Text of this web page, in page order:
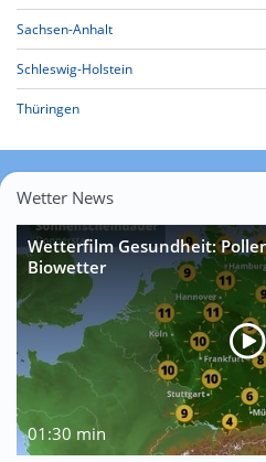
Sachsen-Anhalt
Schleswig-Holstein
Thüringen
Wetter News
Wetterfilm Gesundheit:
Biowetter
01:30 min